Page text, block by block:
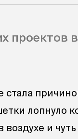
проектов в
стала
лопнуло
и чуть